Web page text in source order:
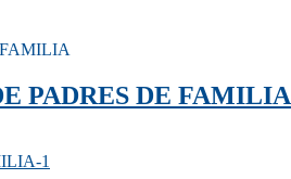
PADRES DE FAMILIA
1